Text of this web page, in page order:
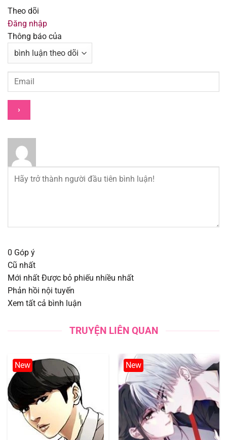
Chapter 179
Chapter 177 30/10/2025
Chapter 176
Chapter 174
Chapter 173
Chapter 171 26/09/2025
Chapter 170
Chapter 169
Chapter 168
Chapter 166 17/09/2025
Chapter 165 17/09/2025
Chapter 164 18/08/2025
Chapter 163 18/08/2025
Theo dõi
Đăng nhập
Thông báo của
0 Góp ý
Cũ nhất
Mới nhất Được bỏ phiếu nhiều nhất
Phản hồi nội tuyến
Xem tất cả bình luận
TRUYỆN LIÊN QUAN
New New